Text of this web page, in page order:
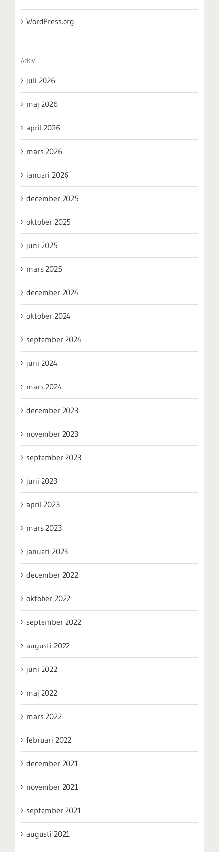
WordPress.org
Arkiv
juli 2026
maj 2026
april 2026
mars 2026
januari 2026
december 2025
oktober 2025
juni 2025
mars 2025
december 2024
oktober 2024
september 2024
juni 2024
mars 2024
december 2023
november 2023
september 2023
juni 2023
april 2023
mars 2023
januari 2023
december 2022
oktober 2022
september 2022
augusti 2022
juni 2022
maj 2022
mars 2022
februari 2022
december 2021
november 2021
september 2021
augusti 2021